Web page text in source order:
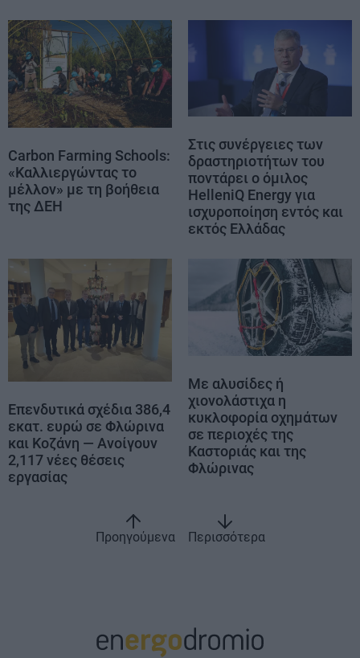
Carbon Farming Schools:
«Καλλιεργώντας το
μέλλον» με τη βοήθεια
της ΔΕΗ
Στις συνέργειες των
δραστηριοτήτων του
ποντάρει ο όμιλος
HelleniQ Energy για
ισχυροποίηση εντός και
εκτός Ελλάδας
Επενδυτικά σχέδια 386,4
εκατ. ευρώ σε Φλώρινα
και Κοζάνη — Ανοίγουν
2,117 νέες θέσεις
εργασίας
Με αλυσίδες ή
χιονολάστιχα η
κυκλοφορία οχημάτων
σε περιοχές της
Καστοριάς και της
Φλώρινας
Προηγούμενα Περισσότερα